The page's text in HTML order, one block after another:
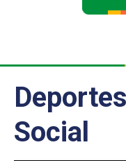
Social